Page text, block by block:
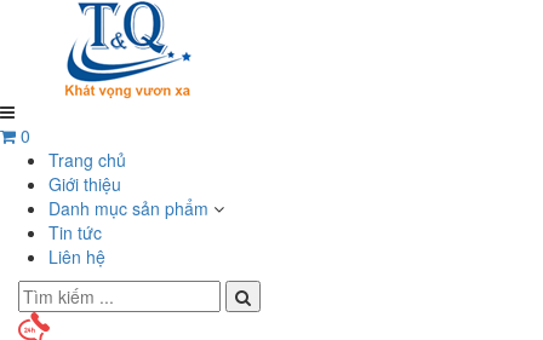
0
Trang chủ
Giới thiệu
Danh mục sản phẩm
Tin tức
Liên hệ